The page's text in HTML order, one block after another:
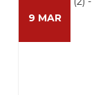
9 MAR